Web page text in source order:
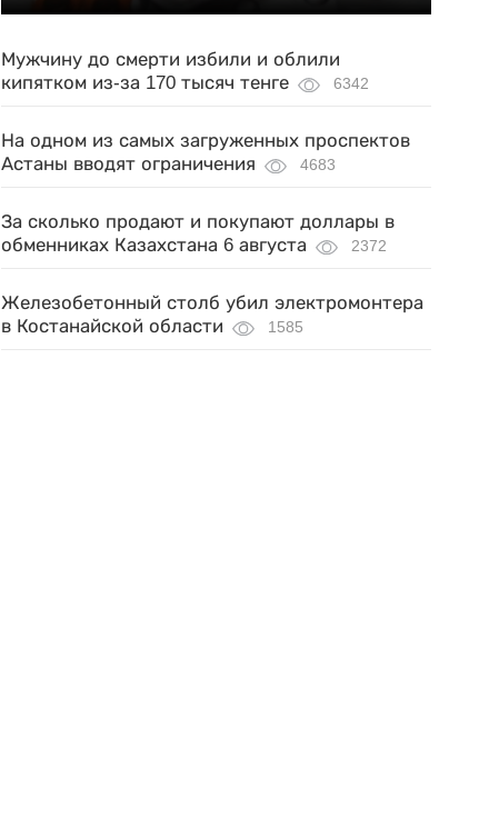
Мужчину до смерти избили и облили
кипятком из-за 170 тысяч тенге
6342
На одном из самых загруженных проспектов
Астаны вводят ограничения
4683
За сколько продают и покупают доллары в
обменниках Казахстана 6 августа
2372
Железобетонный столб убил электромонтера
в Костанайской области
1585